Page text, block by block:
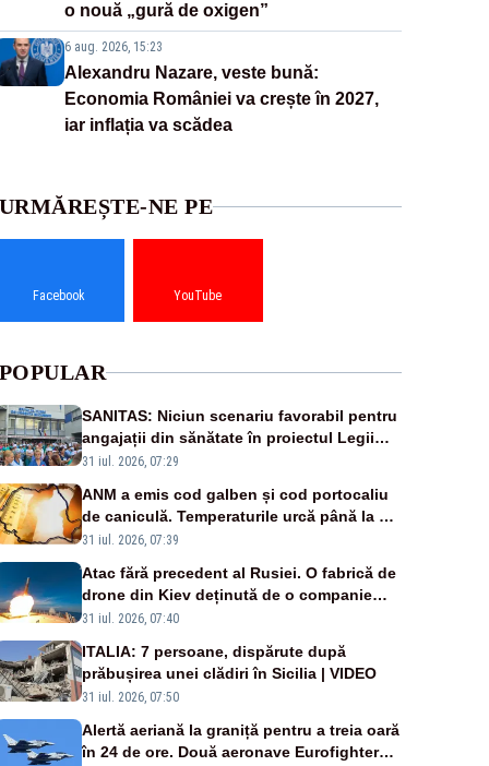
o nouă „gură de oxigen”
6 aug. 2026, 15:23
Alexandru Nazare, veste bună:
Economia României va crește în 2027,
iar inflația va scădea
NE PE
Facebook YouTube
SANITAS: Niciun scenariu favorabil pentru
angajații din sănătate în proiectul Legii
salarizării
31 iul. 2026, 07:29
ANM a emis cod galben și cod portocaliu
de caniculă. Temperaturile urcă până la 38
de grade, iar nopțile devin tropicale
31 iul. 2026, 07:39
Atac fără precedent al Rusiei. O fabrică de
drone din Kiev deținută de o companie
americană, distrusă de o rachetă rusească
31 iul. 2026, 07:40
ITALIA: 7 persoane, dispărute după
prăbușirea unei clădiri în Sicilia | VIDEO
31 iul. 2026, 07:50
Alertă aeriană la graniță pentru a treia oară
în 24 de ore. Două aeronave Eurofighter